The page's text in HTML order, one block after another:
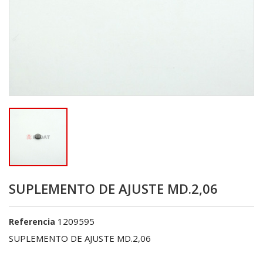
SUPLEMENTO DE AJUSTE MD.2,06
Referencia 1209595
SUPLEMENTO DE AJUSTE MD.2,06